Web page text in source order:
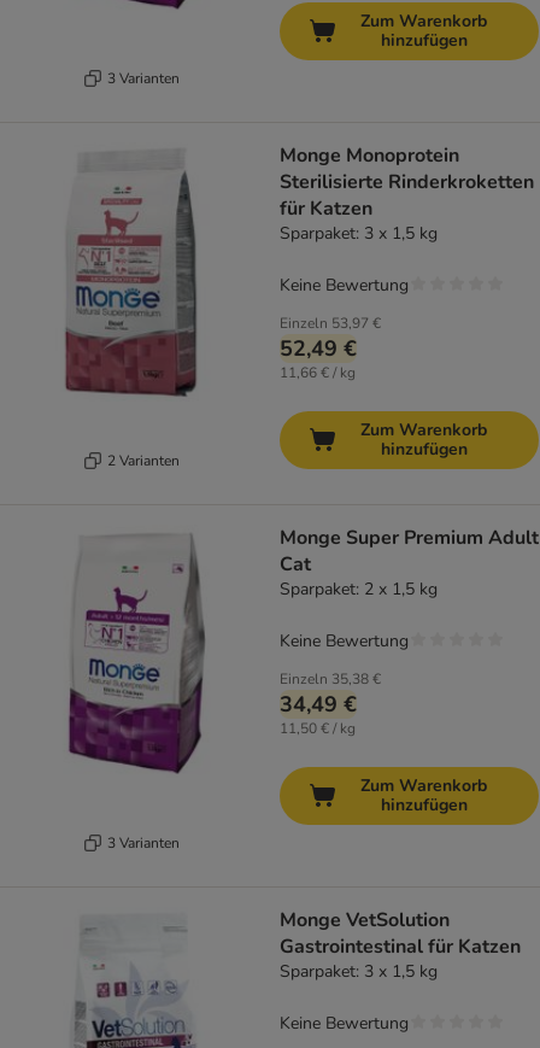
3 Varianten
Zum Warenkorb
hinzufügen
2 Varianten
Monge Monoprotein
Sterilisierte Rinderkroketten
für Katzen
Sparpaket: 3 x 1,5 kg
Einzeln 53,97 €
52,49 €
11,66 € / kg
Keine Bewertung
Zum Warenkorb
hinzufügen
3 Varianten
Monge Super Premium Adult
Cat
Sparpaket: 2 x 1,5 kg
Einzeln 35,38 €
34,49 €
11,50 € / kg
Keine Bewertung
Zum Warenkorb
hinzufügen
Monge VetSolution
Gastrointestinal für Katzen
Sparpaket: 3 x 1,5 kg
Keine Bewertung